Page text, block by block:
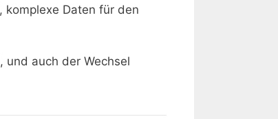
komplexe Daten für den
und auch der Wechsel